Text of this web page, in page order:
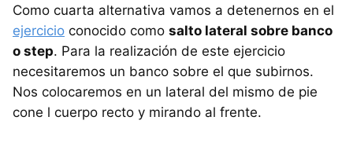
Como cuarta alternativa vamos a detenernos en el
ejercicio conocido como salto lateral sobre banco
o step. Para la realización de este ejercicio
necesitaremos un banco sobre el que subirnos.
Nos colocaremos en un lateral del mismo de pie
cone l cuerpo recto y mirando al frente.